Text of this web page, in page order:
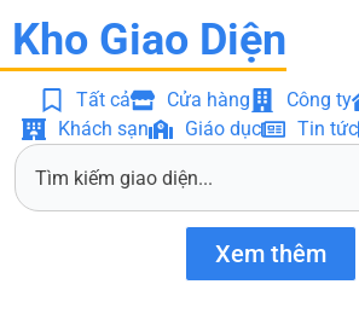
Kho Giao Diện
Tất cả Cửa hàng Công ty
Khách sạn
Giáo dục Tin tức
S
Xem thêm